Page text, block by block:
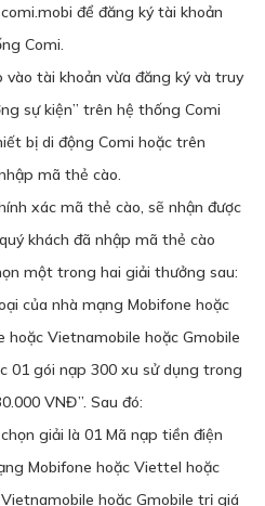
để đăng ký tài khoản
Comi.
vào tài khoản vừa đăng ký và truy
sự kiện” trên hệ thống Comi
bị di động Comi hoặc trên
mã thẻ cào.
xác mã thẻ cào, sẽ nhận được
khách đã nhập mã thẻ cào
một trong hai giải thưởng sau:
của nhà mạng Mobifone hoặc
Vietnamobile hoặc Gmobile
01 gói nạp 300 xu sử dụng trong
VNĐ”. Sau đó:
giải là 01 Mã nạp tiền điện
Mobifone hoặc Viettel hoặc
hoặc Gmobile trị giá